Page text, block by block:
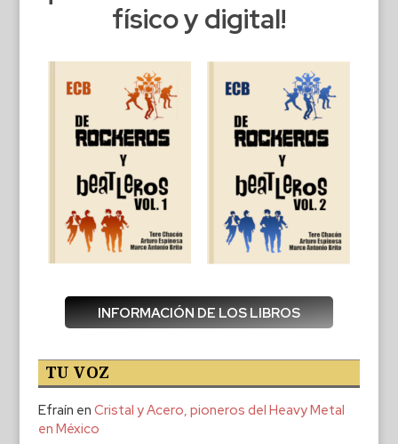
físico y digital!
INFORMACIÓN DE LOS LIBROS
TU VOZ
Efraín en Cristal y Acero, pioneros del Heavy Metal
en México